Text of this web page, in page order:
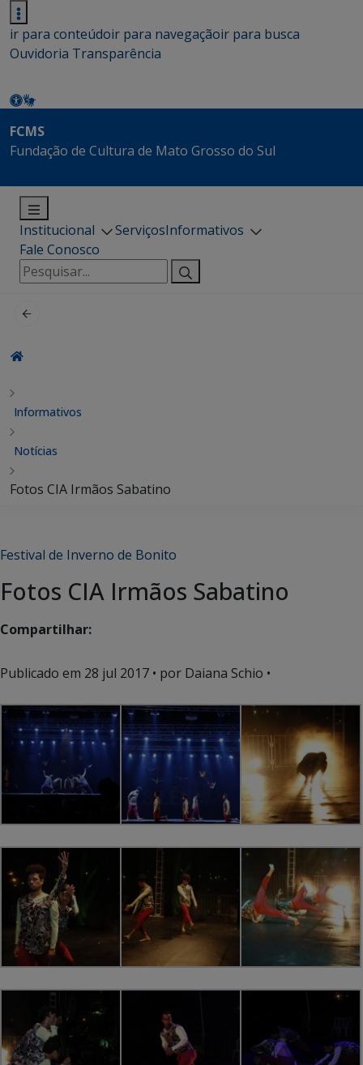
ir para conteúdoir para navegaçãoir para busca
Ouvidoria Transparência
FCMS
Fundação de Cultura de Mato Grosso do Sul
Institucional ServiçosInformativos
Fale Conosco
Pesquisar
por:
Informativos
Notícias
Fotos CIA Irmãos Sabatino
Festival de Inverno de Bonito
Fotos CIA Irmãos Sabatino
Compartilhar:
Publicado em 28 jul 2017 • por Daiana Schio •